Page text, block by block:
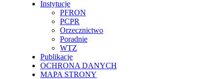
Instytucje
PFRON
PCPR
Orzecznictwo
Poradnie
WTZ
Publikacje
OCHRONA DANYCH
MAPA STRONY